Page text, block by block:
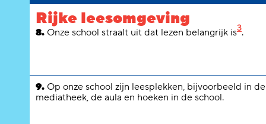
Rijke leesomgeving
8. Onze school straalt uit dat lezen belangrijk is3.
9. Op onze school zijn leesplekken, bijvoorbeeld in de
mediatheek, de aula en hoeken in de school.